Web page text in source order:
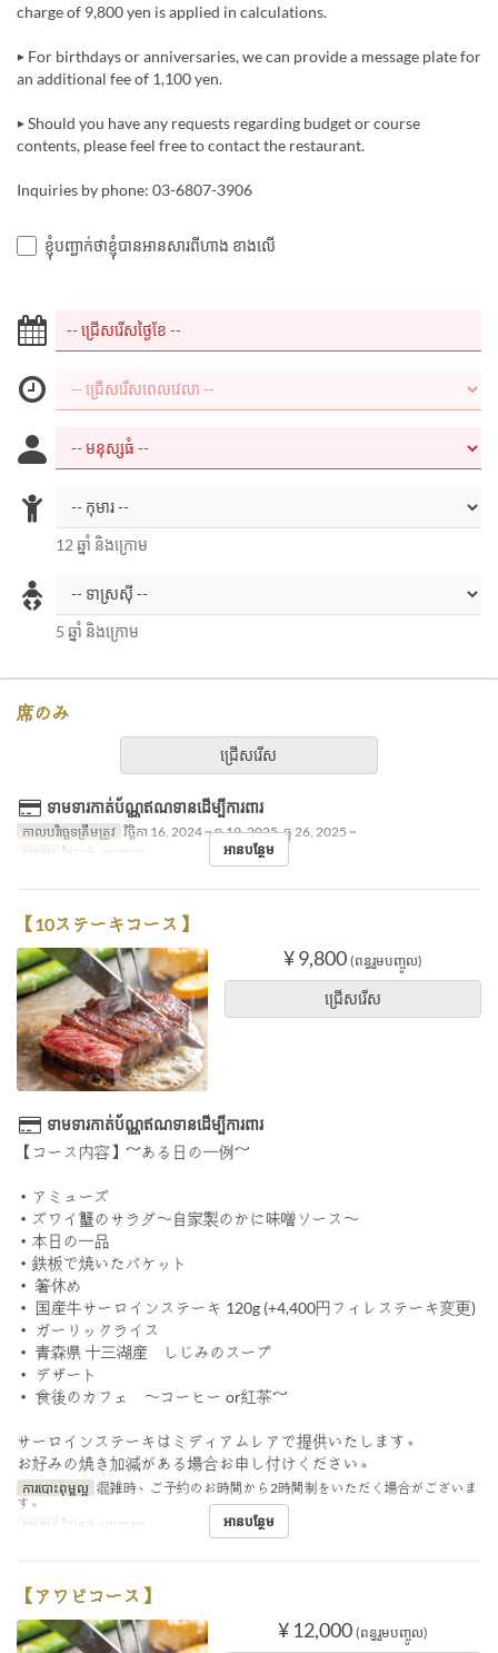
charge of 9,800 yen is applied in calculations.
▶ For birthdays or anniversaries, we can provide a message plate for
an additional fee of 1,100 yen.
▶ Should you have any requests regarding budget or course
contents, please feel free to contact the restaurant.
Inquiries by phone: 03-6807-3906
ខ្ញុំបញ្ជាក់ថាខ្ញុំបានអានសារពីហាង ខាងលើ
12 ឆ្នាំ និងក្រោម
5 ឆ្នាំ និងក្រោម
席のみ
ជ្រើសរើស
ទាមទារកាត់ប័ណ្ណឥណទានដើម្បីការពារ
កាលបរិច្ឆេទត្រឹមត្រូវ វិច្ឆិកា 16, 2024 ~ ធ្នូ 19, 2025, ធ្នូ 26, 2025 ~
អាហារ ថ្ងៃត្រង់, អាហារឡ អានបន្ថែម
【10ステーキコース】
¥ 9,800 (ពន្ធរួមបញ្ចូល)
ជ្រើសរើស
ទាមទារកាត់ប័ណ្ណឥណទានដើម្បីការពារ
【コース内容】～ある日の一例～
・アミューズ
・ズワイ蟹のサラダ〜自家製のかに味噌ソース〜
・本日の一品
・鉄板で焼いたバケット
・ 箸休め
・ 国産牛サーロインステーキ 120g (+4,400円フィレステーキ変更)
・ ガーリックライス
・ 青森県 十三湖産 しじみのスープ
・ デザート
・ 食後のカフェ 〜コーヒー or紅茶～
サーロインステーキはミディアムレアで提供いたします。
お好みの焼き加減がある場合お申し付けください。
ការបោះពុម្ពល្អ 混雑時、ご予約のお時間から2時間制をいただく場合がございま
す。
អាហារ ថ្ងៃត្រង់, អាហារឡ អានបន្ថែម
【アワビコース】
¥ 12,000 (ពន្ធរួមបញ្ចូល)